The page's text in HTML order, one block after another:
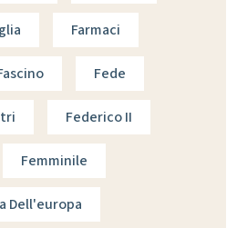
Farmaci
Fede
Federico II
Femminile
Dell'europa